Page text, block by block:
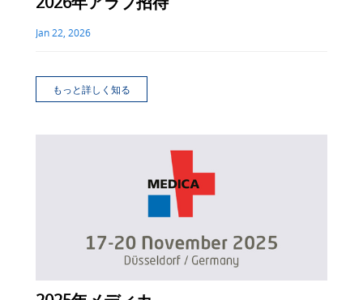
Jan 22, 2026
もっと詳しく知る